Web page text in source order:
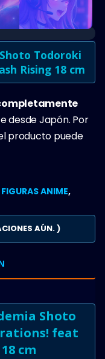
Todoroki
Rising 18 cm
desde Japón. Por
producto puede
FIGURAS ANIME,
AÚN. )
Shoto
feat
cm